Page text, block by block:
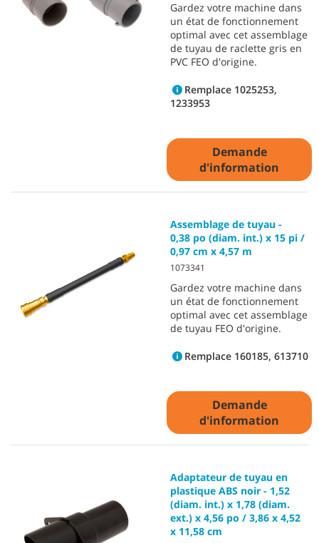
Gardez votre machine dans
un état de fonctionnement
optimal avec cet assemblage
de tuyau de raclette gris en
PVC FEO d'origine.
Remplace 1025253,
1233953
Demande
d'information
Assemblage de tuyau -
0,38 po (diam. int.) x 15 pi /
0,97 cm x 4,57 m
1073341
Gardez votre machine dans
un état de fonctionnement
optimal avec cet assemblage
de tuyau FEO d'origine.
Remplace 160185, 613710
Demande
d'information
Adaptateur de tuyau en
plastique ABS noir - 1,52
(diam. int.) x 1,78 (diam.
ext.) x 4,56 po / 3,86 x 4,52
x 11,58 cm